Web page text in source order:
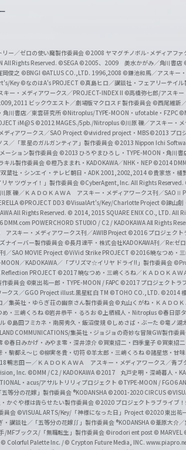
b
e
O
f
f
i
c
i
a
l
C
h
a
n
n
e
l
ー／ゼロの使い魔製作委員会 ©2008 ヤマグチノボル･メディアフ
All Rights Reserved. ©SEGA ©2005、2009 美水かがみ／角川書店
俊之 ©BNGI ©ATLUS CO.,LTD. 1996,2008 ©鎌池和馬／アスキー
Key ©なのはA's PROJECT ©真島ヒロ／講談社・フェアリーテイ
ー・メディアワークス／PROJECT-INDEX II ©高橋弥七郎/アスキー
ビックウエスト／劇場版マクロスＦ製作委員会 ©西尾維新
川書店／東雲研究所 ©Nitroplus/TYPE-MOON・ufotable・FZPC
iM@S ©2012 MAGES./5pb./Nitroplus ©川原 礫／アスキー・
ディアワークス／SAO Project ©vividred project・MBS ©2013 プロ
ス／「翠星のガルガンティア」製作委員会 ©2013 Nippon Ichi
ーション製作委員会 ©2013 ひろやまひろし・TYPE-MOON・角川
キル製作委員会 ©橙乃ままれ・KADOKAWA／NHK・NEP ©2014
葉社・シンエイ・テレビ朝日・ADK 2001,2002,2014 ©貴家悠・橘
ヤ ツヴァイ！」製作委員会 ©CyberAgent, Inc. All Rights Reserved.
原 礫／ＫＡＤＯＫＡＷＡ アスキー・メディアワークス刊／SAOⅡ
©PROJECT DD3 ©VisualArt's/Key/Charlotte Project ©諫山創
All Rights Reserved. © 2014, 2015 SQUARE ENIX CO., LTD. All
DMM.com POWERCHORD STUDIO / C2 / KADOKAWA All Rights
アスキー・メディアワークス刊／AWIB Project ©2016 プロジェクト
ナイーバー製作委員会 ©長月達平・株式会社KADOKAWA刊／Re:ゼ
／SAO MOVIE Project ©ViVid Strike PROJECT ©2016 暁なつめ・
／KADOKAWA／「プリズマ☆イリヤ ドライ!!」製作委員会
PROJECT ©2017 暁なつめ・三嶋くろね／ＫＡＤＯＫＡＷ
作委員会 ©東出祐一郎・TYPE-MOON / FAPC ©2017 プロジェクトラ
クス／GGO Project illust.黒星紅白 TM ©TOHO CO., LTD. ©2014
／集英社・ゆらぎ荘の幽奈さん製作委員会©丸山くがね・ＫＡＤＯ
・三嶋くろね ©岩井恭平・るろお ©上栖綴人・Nitroplus ©春日部
©島田フミカネ・南房秀久・飯沼俊規 ©しめさば・ぶーた ©竜ノ湖
COMMUNICATIONS/集英社・ジョジョの奇妙な冒険GW製作委
©春日みかげ・みやま零・深井涼介 ©賀東招二・四季童子 ©賀東招
・駒都え～じ ©柳実冬貴・切符 ©羊太郎・三嶋くろね ©諸星悠・甘
鴨志田 一／ＫＡＤＯＫＡＷＡ アスキー・メディアワークス／青ブ
Inc. ©DMM / C2 / KADOKAWA ©2017 丸戸史明・深崎暮人・
・acus/アサルトリリィプロジェクト ©TYPE-MOON / FGO6
等分の花嫁」製作委員会 ®KODANSHA ©2001-2020 CIRCUS
かぐや様は告らせたい製作委員会 ©2020 プロジェクトラブライブ
員会 ©VISUAL ARTS/Key/「神様になった日」Project ©2020 東出祐
・講談社／「五等分の花嫁∬」製作委員会 ®KODANSHA ©葦原大介／
/MFブックス/「無職転生」製作委員会 ©irodori ent post © MARVEL
© Colorful Palette Inc. / © Crypton Future Media, INC.